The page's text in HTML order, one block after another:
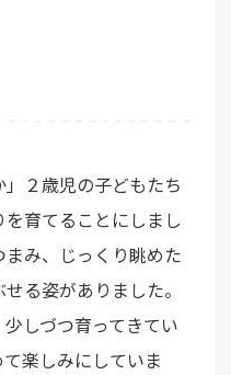
」２歳児の子どもたち
育てることにしまし
み、じっくり眺めた
る姿がありました。
しづつ育ってきてい
楽しみにしていま